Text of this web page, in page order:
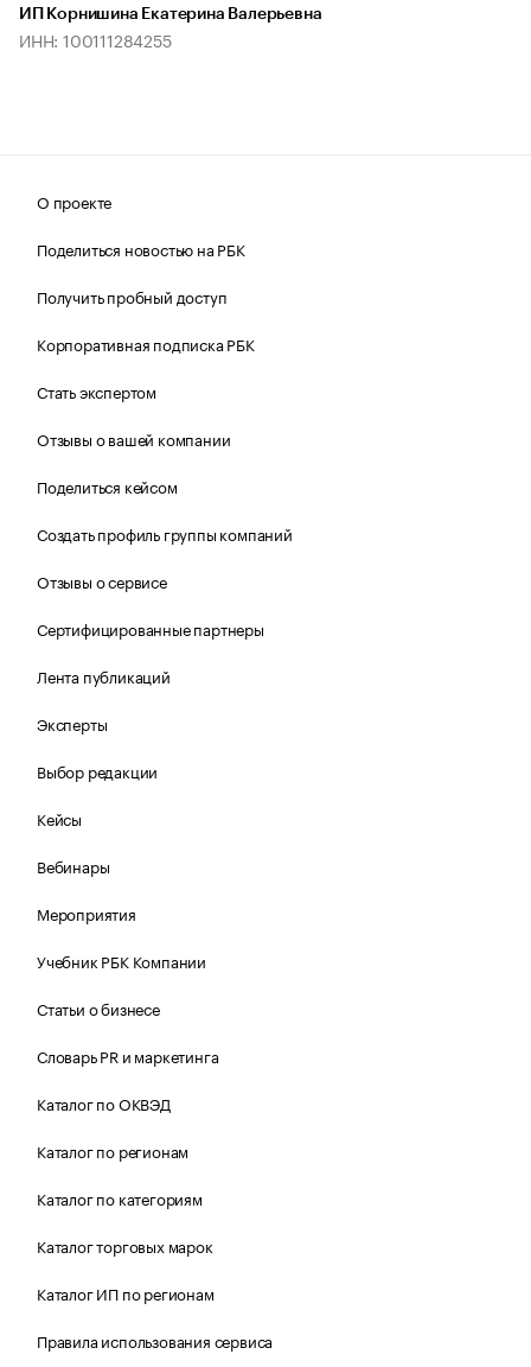
ИП Корнишина Екатерина Валерьевна
ИНН: 100111284255
О проекте
Поделиться новостью на РБК
Получить пробный доступ
Корпоративная подписка РБК
Стать экспертом
Отзывы о вашей компании
Поделиться кейсом
Создать профиль группы компаний
Отзывы о сервисе
Сертифицированные партнеры
Лента публикаций
Эксперты
Выбор редакции
Кейсы
Вебинары
Мероприятия
Учебник РБК Компании
Статьи о бизнесе
Словарь PR и маркетинга
Каталог по ОКВЭД
Каталог по регионам
Каталог по категориям
Каталог торговых марок
Каталог ИП по регионам
Правила использования сервиса